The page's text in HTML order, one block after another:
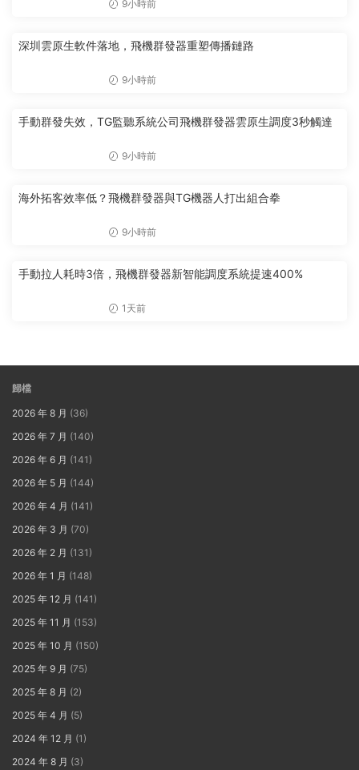
9小時前
深圳雲原生軟件落地，飛機群發器重塑傳播鏈路
9小時前
手動群發失效，TG監聽系統公司飛機群發器雲原生調度3秒觸達
9小時前
海外拓客效率低？飛機群發器與TG機器人打出組合拳
9小時前
手動拉人耗時3倍，飛機群發器新智能調度系統提速400%
1天前
歸檔
2026 年 8 月 (36)
2026 年 7 月 (140)
2026 年 6 月 (141)
2026 年 5 月 (144)
2026 年 4 月 (141)
2026 年 3 月 (70)
2026 年 2 月 (131)
2026 年 1 月 (148)
2025 年 12 月 (141)
2025 年 11 月 (153)
2025 年 10 月 (150)
2025 年 9 月 (75)
2025 年 8 月 (2)
2025 年 4 月 (5)
2024 年 12 月 (1)
2024 年 8 月 (3)